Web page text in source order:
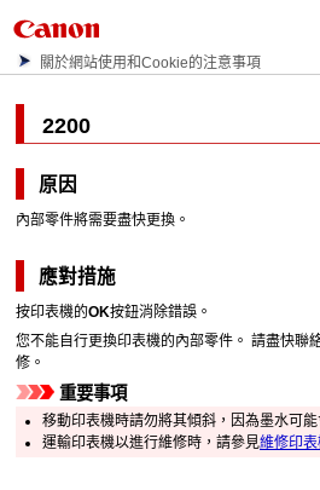
關於網站使用和Cookie的注意事項
2200
原因
內部零件將需要盡快更換。
應對措施
按印表機的OK按鈕消除錯誤。
您不能自行更換印表機的內部零件。 請盡快聯
修。
重要事項
移動印表機時請勿將其傾斜，因為墨水可能
運輸印表機以進行維修時，請參見維修印